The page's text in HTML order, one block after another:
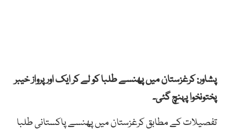
پشاور: کرغزستان میں پھنسے طلبا کو لے کر ایک اور پرواز خیبر
پختونخوا پہنچ گئی۔
تفصیلات کے مطابق کرغزستان میں پھنسے پاکستانی طلبا